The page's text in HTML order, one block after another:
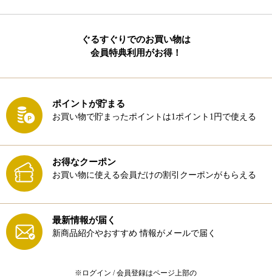
ぐるすぐりでのお買い物は
会員特典利用がお得！
ポイントが貯まる
お買い物で貯まったポイントは1ポイント1円で使える
お得なクーポン
お買い物に使える会員だけの割引クーポンがもらえる
最新情報が届く
新商品紹介やおすすめ 情報がメールで届く
※ログイン / 会員登録はページ上部の